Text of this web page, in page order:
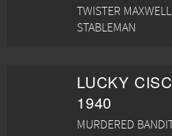
TWISTER
STABLEMAN
LUCKY
1940
MURDERED